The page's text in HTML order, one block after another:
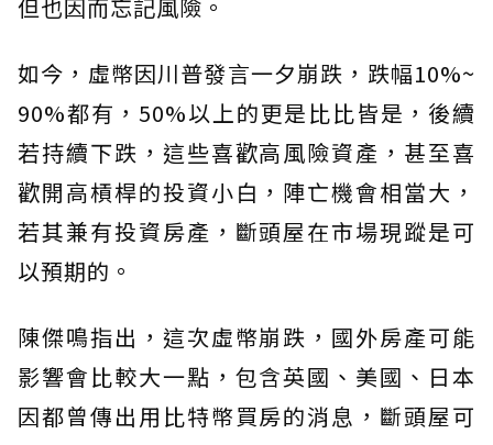
但也因而忘記風險。
如今，虛幣因川普發言一夕崩跌，跌幅10%~
90%都有，50%以上的更是比比皆是，後續
若持續下跌，這些喜歡高風險資產，甚至喜
歡開高槓桿的投資小白，陣亡機會相當大，
若其兼有投資房產，斷頭屋在市場現蹤是可
以預期的。
陳傑鳴指出，這次虛幣崩跌，國外房產可能
影響會比較大一點，包含英國、美國、日本
因都曾傳出用比特幣買房的消息，斷頭屋可